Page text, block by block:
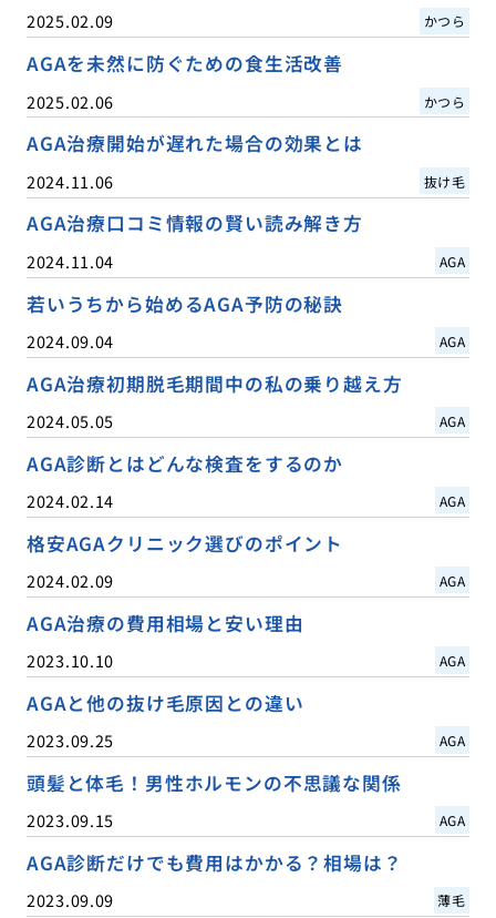
2025.02.09 かつら
AGAを未然に防ぐための食生活改善
2025.02.06 かつら
AGA治療開始が遅れた場合の効果とは
2024.11.06 抜け毛
AGA治療口コミ情報の賢い読み解き方
2024.11.04 AGA
若いうちから始めるAGA予防の秘訣
2024.09.04 AGA
AGA治療初期脱毛期間中の私の乗り越え方
2024.05.05 AGA
AGA診断とはどんな検査をするのか
2024.02.14 AGA
格安AGAクリニック選びのポイント
2024.02.09 AGA
AGA治療の費用相場と安い理由
2023.10.10 AGA
AGAと他の抜け毛原因との違い
2023.09.25 AGA
頭髪と体毛！男性ホルモンの不思議な関係
2023.09.15 AGA
AGA診断だけでも費用はかかる？相場は？
2023.09.09 薄毛